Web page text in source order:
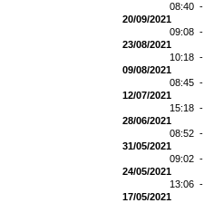
08:40 -
20/09/2021
09:08 -
23/08/2021
10:18 -
09/08/2021
08:45 -
12/07/2021
15:18 -
28/06/2021
08:52 -
31/05/2021
09:02 -
24/05/2021
13:06 -
17/05/2021